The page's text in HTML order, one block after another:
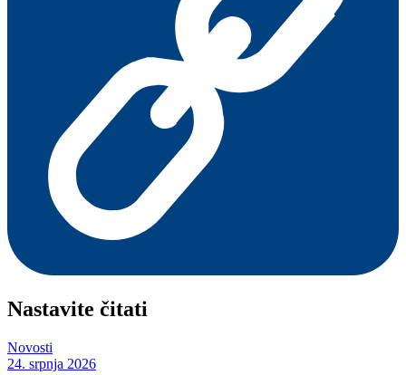
Nastavite čitati
Novosti
24. srpnja 2026